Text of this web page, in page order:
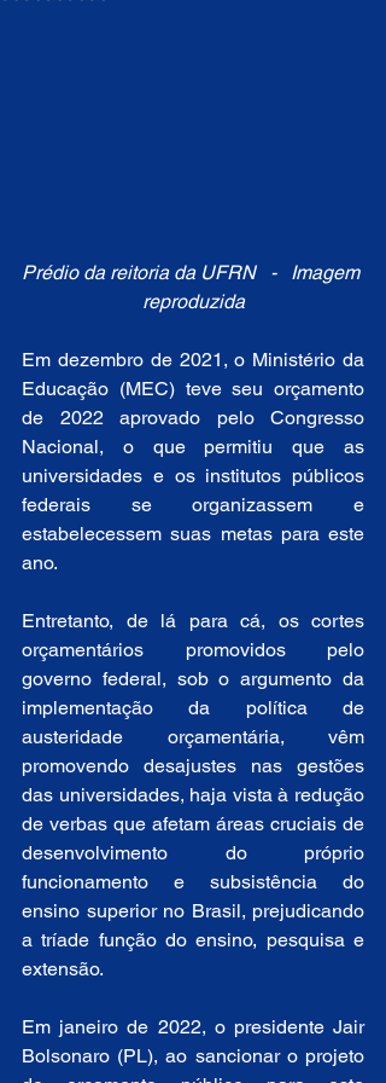
Prédio da reitoria da UFRN   -   Imagem
reproduzida
Em dezembro de 2021, o Ministério da
Educação (MEC) teve seu orçamento
de 2022 aprovado pelo Congresso
Nacional, o que permitiu que as
universidades e os institutos públicos
federais se organizassem e
estabelecessem suas metas para este
ano.
Entretanto, de lá para cá, os cortes
orçamentários promovidos pelo
governo federal, sob o argumento da
implementação da política de
austeridade orçamentária, vêm
promovendo desajustes nas gestões
das universidades, haja vista à redução
de verbas que afetam áreas cruciais de
desenvolvimento do próprio
funcionamento e subsistência do
ensino superior no Brasil, prejudicando
a tríade função do ensino, pesquisa e
extensão.
Em janeiro de 2022, o presidente Jair
Bolsonaro (PL), ao sancionar o projeto